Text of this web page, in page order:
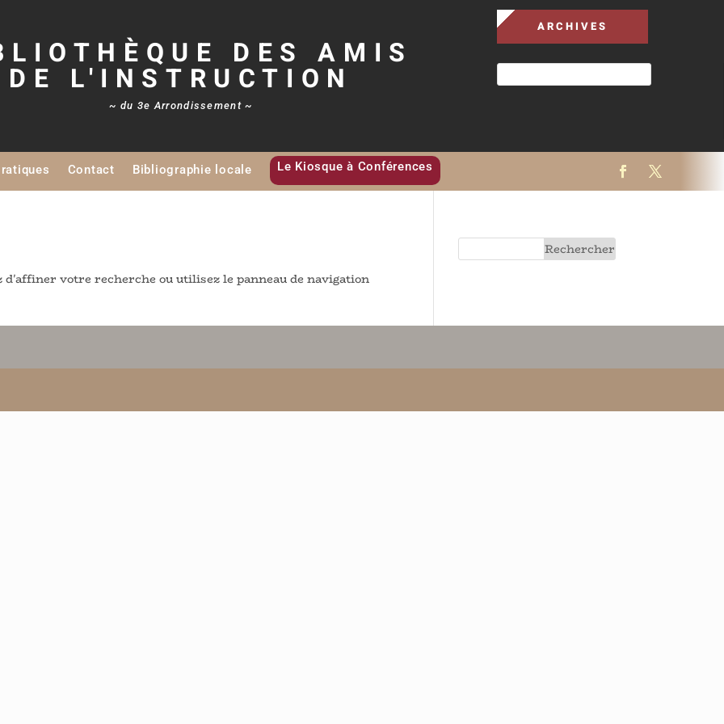
DES AMIS
DE L'INSTRUCTION
~ du 3e Arrondissement ~
ARCHIVES
Contact Bibliographie locale Le Kiosque à Conférences
d'affiner votre recherche ou utilisez le panneau de navigation